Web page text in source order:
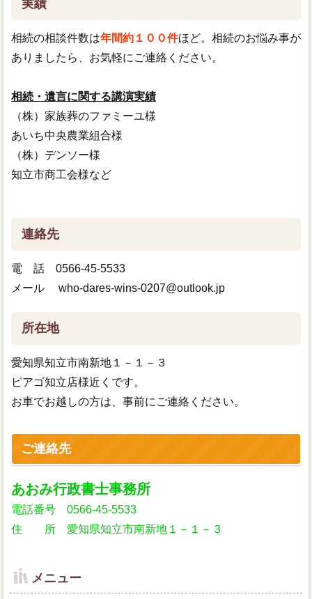
実績
相続の相談件数は年間約１００件ほど。相続のお悩み事が
ありましたら、お気軽にご連絡ください。
相続・遺言に関する講演実績
（株）家族葬のファミーユ様
あいち中央農業組合様
（株）デンソー様
知立市商工会様など
連絡先
電 話 0566-45-5533
メール who-dares-wins-0207@outlook.jp
所在地
愛知県知立市南新地１－１－３
ピアゴ知立店様近くです。
お車でお越しの方は、事前にご連絡ください。
ご連絡先
あおみ行政書士事務所
電話番号 0566-45-5533
住 所 愛知県知立市南新地１－１－３
メニュー